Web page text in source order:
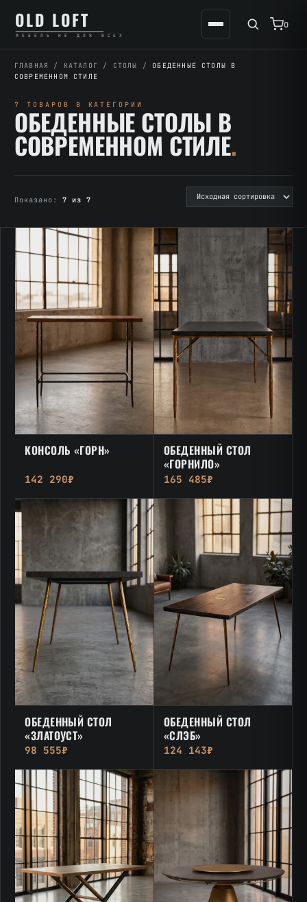
содержимому
содержимому
OLD LOFT
МЕБЕЛЬ НЕ ДЛЯ ВСЕХ
0
ГЛАВНАЯ / КАТАЛОГ / СТОЛЫ /ОБЕДЕННЫЕ СТОЛЫ В
СОВРЕМЕННОМ СТИЛЕ
7 ТОВАРОВ В КАТЕГОРИИ
ОБЕДЕННЫЕ СТОЛЫ В
СОВРЕМЕННОМ СТИЛЕ.
Показано:7 из 7
КОНСОЛЬ «ГОРН»
142 290₽
ОБЕДЕННЫЙ СТОЛ
«ГОРНИЛО»
165 485₽
ОБЕДЕННЫЙ СТОЛ
«ЗЛАТОУСТ»
98 555₽
ОБЕДЕННЫЙ СТОЛ
«СЛЭБ»
124 143₽